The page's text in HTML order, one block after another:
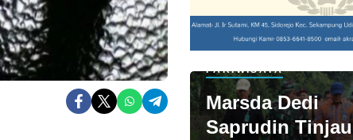
PARIWISATA
Marsda Dedi
Saprudin Tinjau